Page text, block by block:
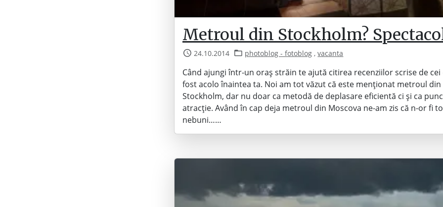
Metroul din Stockholm?
24.10.2014 photoblog - fotoblog ,vacanta
Când ajungi într-un oraș străin te ajută citirea recenziilor scrise de cei
fost acolo înaintea ta. Noi am tot văzut că este menționat metroul din
Stockholm, dar nu doar ca metodă de deplasare eficientă ci și ca
atracție. Având în cap deja metroul din Moscova ne-am zis că n-or fi
nebuni……